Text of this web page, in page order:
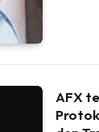
AFX